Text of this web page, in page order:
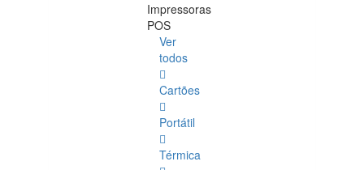
Impressoras
POS
Ver
todos
Cartões
Portátil
Térmica